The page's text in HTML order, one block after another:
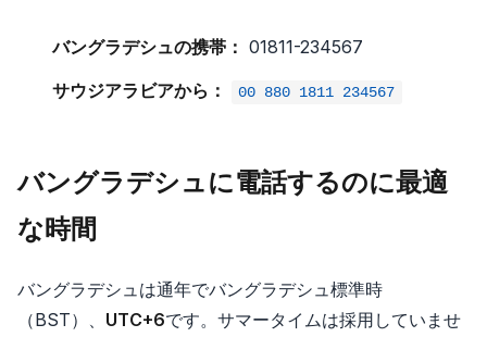
バングラデシュの携帯： 01811-234567
サウジアラビアから：
00 880 1811 234567
バングラデシュに電話するのに最適
な時間
バングラデシュは通年でバングラデシュ標準時
（BST）、 UTC+6です。サマータイムは採用していませ